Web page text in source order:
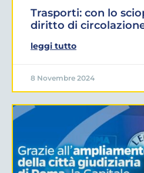
Trasporti: con lo
diritto di
leggi tutto
8 Novembre 2024